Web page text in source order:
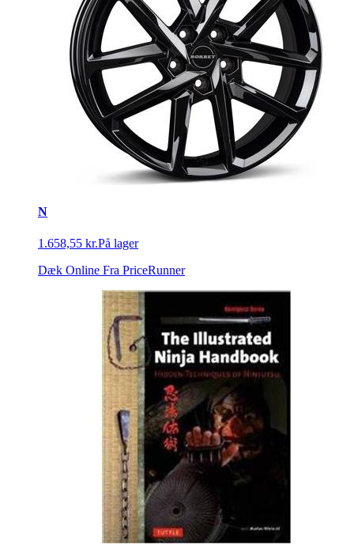
N
1.658,55 kr.På lager
Dæk Online Fra PriceRunner